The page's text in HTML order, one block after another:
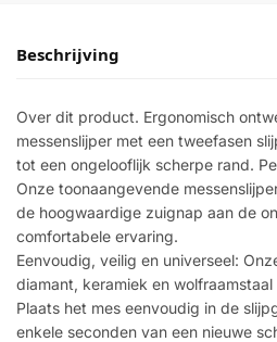
Beschrijving
Over dit product. Ergonomisch
messenslijper met een tweefasen
tot een ongelooflijk scherpe rand.
Onze toonaangevende
de hoogwaardige zuignap aan de
comfortabele ervaring.
Eenvoudig, veilig en universeel:
diamant, keramiek en
Plaats het mes eenvoudig in de
enkele seconden van een nieuwe